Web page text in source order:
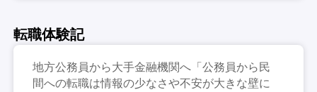
転職体験記
地方公務員から大手金融機関へ「公務員から民
間への転職は情報の少なさや不安が大きな壁に